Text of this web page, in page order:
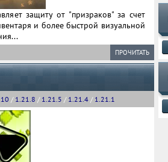
защиту от "призраков" за счет
и более быстрой визуальной
ПРОЧИТАТЬ
/ 1.21.8 / 1.21.5 / 1.21.4 / 1.21.1